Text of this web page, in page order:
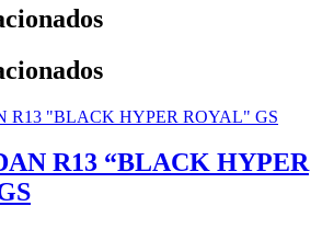
R13 “BLACK HYPER